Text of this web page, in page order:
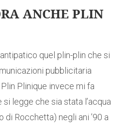
ANCHE PLIN
quel plin-plin che si
pubblicitaria
Plinique invece mi fa
legge che sia stata l’acqua
di Rocchetta) negli ani ’90 a